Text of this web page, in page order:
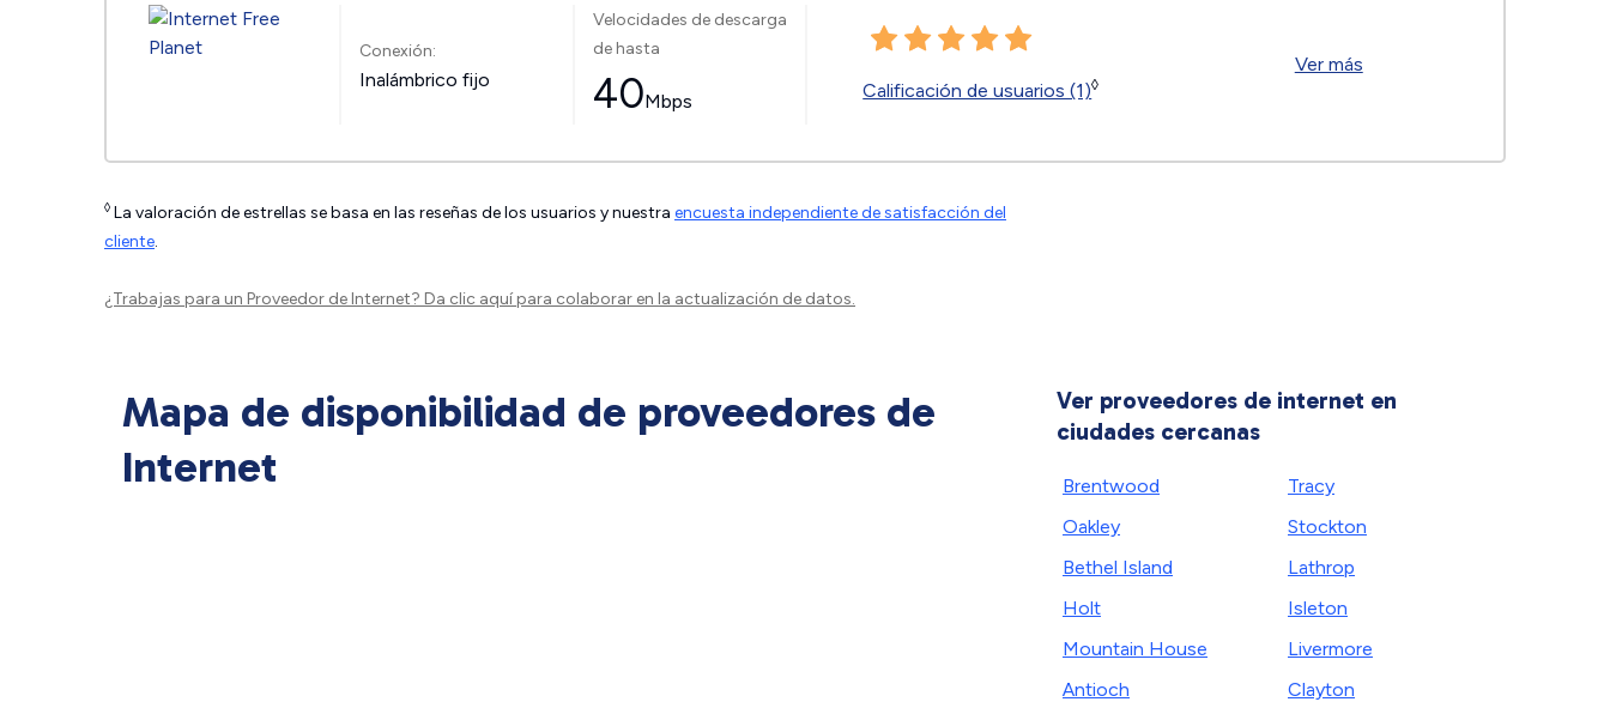
Conexión:
Inalámbrico fijo
Velocidades de descarga
de hasta
40Mbps Calificación de usuarios (1)◊
Ver más
◊ La valoración de estrellas se basa en las reseñas de los usuarios y nuestra encuesta independiente de satisfacción del
cliente.
¿Trabajas para un Proveedor de Internet? Da clic aquípara colaborar en la actualización de datos.
Mapa de disponibilidad de proveedores de
Internet
Ver proveedores de internet en
ciudades cercanas
Brentwood
Oakley
Bethel Island
Holt
Mountain House
Antioch
Tracy
Stockton
Lathrop
Isleton
Livermore
Clayton